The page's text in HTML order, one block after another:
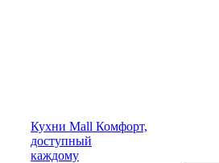
Кухни Mall Комфорт,
доступный
каждому